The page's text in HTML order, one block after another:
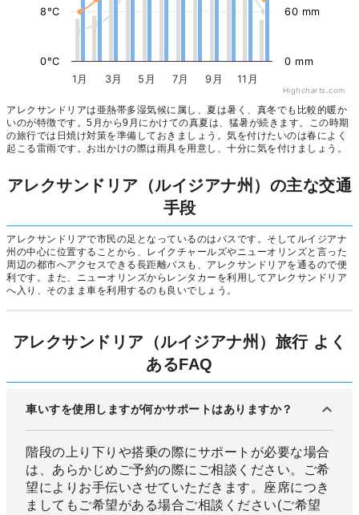
1月 3月 5月 7月 9月 11月
0°C
8°C
0 mm
60 mm
Highcharts.com
アレクサンドリアは亜熱帯多湿気候に属し、夏は暑く、真冬でも比較的暖か
いのが特徴です。5月から9月にかけての真夏は、猛暑が続きます。この時期
の旅行では日焼け対策を準備しておきましょう。気を付けたいのは春によく
起こる雷雨です。お出かけの際は雨具を用意し、十分に気を付けましょう。
アレクサンドリア（ルイジアナ州）の主な交通
手段
アレクサンドリアで市民の足となっているのはバスです。そしてルイジアナ
州の中心に位置することから、レイクチャールズやニューオリンズと言った
周辺の都市へアクセスできる長距離バスも、アレクサンドリアを通るので便
利です。また、ニューオリンズからレンタカーを利用してアレクサンドリア
へ入り、そのまま車を利用するのも良いでしょう。
アレクサンドリア（ルイジアナ州）旅行 よく
あるFAQ
車いすを使用しますが何かサポートはありますか？
階段の上り下りや搭乗の際にサポートが必要な場合
は、あらかじめご予約の際にご相談ください。ご希
望によりお手伝いさせていただきます。座席につき
ましてもご希望がある場合ご相談ください(ご希望